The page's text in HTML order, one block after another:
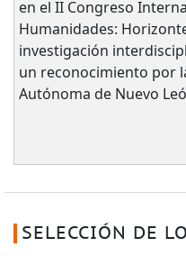
en el II Congreso
Humanidades:
investigación
un reconocimiento por
Autónoma de Nuevo
SELECCIÓN DE